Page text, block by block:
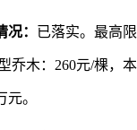
况： 已落实。最高
乔木：260元/棵，
。